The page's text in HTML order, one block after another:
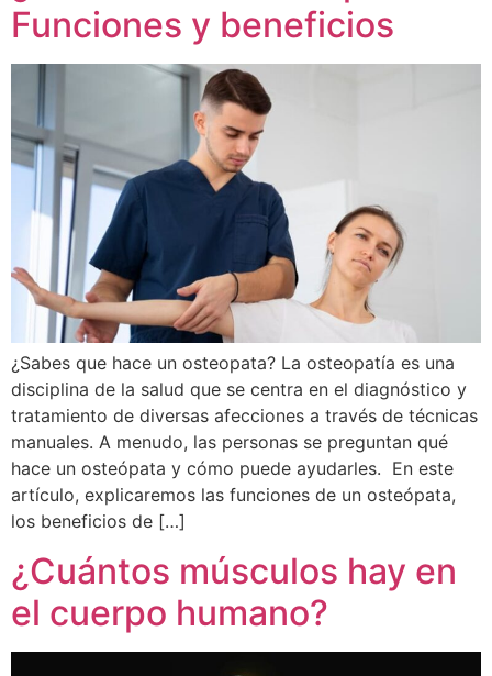
Funciones y beneficios
¿Sabes que hace un osteopata? La osteopatía es una
disciplina de la salud que se centra en el diagnóstico y
tratamiento de diversas afecciones a través de técnicas
manuales. A menudo, las personas se preguntan qué
hace un osteópata y cómo puede ayudarles. En este
artículo, explicaremos las funciones de un osteópata,
los beneficios de […]
¿Cuántos músculos hay en
el cuerpo humano?